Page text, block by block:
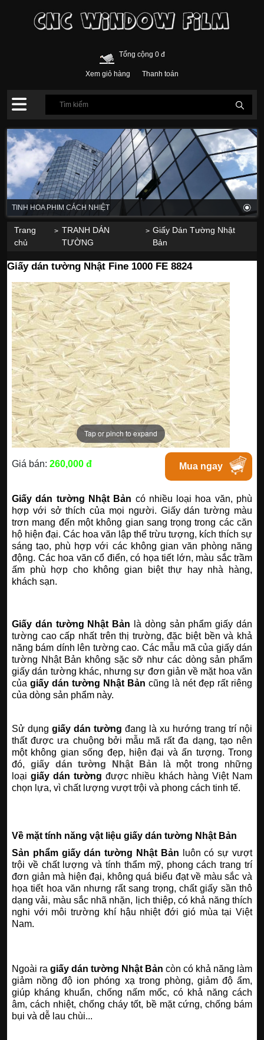
Tổng cộng 0 đ
Xem giỏ hàng Thanh toán
TINH HOA PHIM CÁCH NHIỆT
Trang
chủ
> TRANH DÁN
TƯỜNG
> Giấy Dán Tường Nhật
Bản
Giấy dán tường Nhật Fine 1000 FE 8824
Tap or pinch to expand
Giá bán: 260,000 đ Mua ngay
Giấy dán tường Nhật Bản có nhiều loại hoa văn, phù
hợp với sở thích của mọi người. Giấy dán tường màu
trơn mang đến một không gian sang trọng trong các căn
hộ hiện đại. Các hoa văn lập thể trừu tượng, kích thích sự
sáng tạo, phù hợp với các không gian văn phòng năng
động. Các hoa văn cổ điển, có họa tiết lớn, màu sắc trầm
ấm phù hợp cho không gian biệt thự hay nhà hàng,
khách sạn.
Giấy dán tường Nhật Bản là dòng sản phẩm giấy dán
tường cao cấp nhất trên thị trường, đặc biệt bền và khả
năng bám dính lên tường cao. Các mẫu mã của giấy dán
tường Nhật Bản không sặc sỡ như các dòng sản phẩm
giấy dán tường khác, nhưng sự đơn giản về mặt hoa văn
của giấy dán tường Nhật Bản cũng là nét đẹp rất riêng
của dòng sản phẩm này.
Sử dụng giấy dán tường đang là xu hướng trang trí nội
thất được ưa chuộng bởi mẫu mã rất đa dạng, tạo nên
một không gian sống đẹp, hiện đại và ấn tượng. Trong
đó, giấy dán tường Nhật Bản là một trong những
loại giấy dán tường được nhiều khách hàng Việt Nam
chọn lựa, vì chất lượng vượt trội và phong cách tinh tế.
Về mặt tính năng vật liệu giấy dán tường Nhật Bản
Sản phẩm giấy dán tường Nhật Bản luôn có sự vượt
trội về chất lượng và tính thẩm mỹ, phong cách trang trí
đơn giản mà hiện đại, không quá biểu đạt về màu sắc và
họa tiết hoa văn nhưng rất sang trọng, chất giấy sần thô
dạng vải, màu sắc nhã nhặn, lịch thiệp, có khả năng thích
nghi với môi trường khí hậu nhiệt đới gió mùa tại Việt
Nam.
Ngoài ra giấy dán tường Nhật Bản còn có khả năng làm
giảm nồng độ ion phóng xạ trong phòng, giảm độ ẩm,
giúp kháng khuẩn, chống nấm mốc, có khả năng cách
âm, cách nhiệt, chống cháy tốt, bề mặt cứng, chống bám
bụi và dễ lau chùi...